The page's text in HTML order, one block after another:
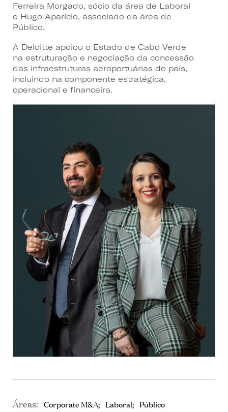
Ferreira Morgado, sócio da área de Laboral
e Hugo Aparício, associado da área de
Público.
A Deloitte apoiou o Estado de Cabo Verde
na estruturação e negociação da concessão
das infraestruturas aeroportuárias do país,
incluindo na componente estratégica,
operacional e financeira.
Áreas: Corporate M&A Laboral Público